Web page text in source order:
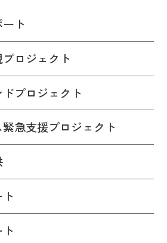
ト
ロジェクト
プロジェクト
急支援プロジェクト